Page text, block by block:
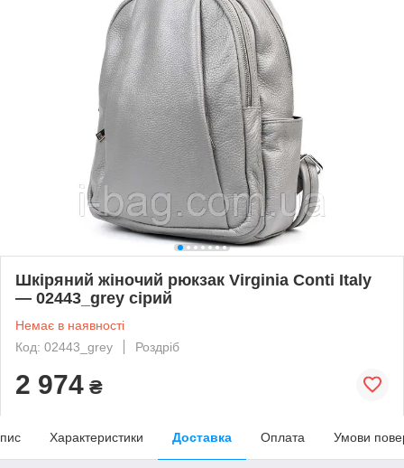
Шкіряний жіночий рюкзак Virginia Conti Italy
— 02443_grey сірий
Немає в наявності
Код: 02443_grey
Роздріб
2 974 ₴
Характеристики Доставка Оплата Умови